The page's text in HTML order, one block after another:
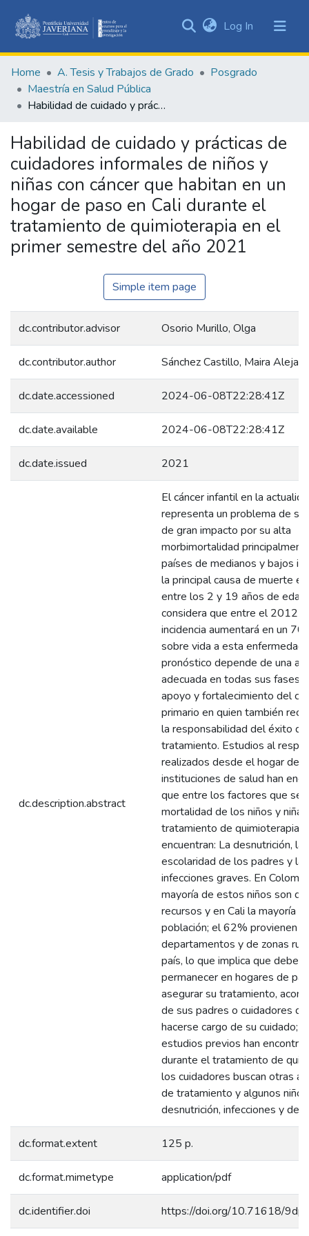
&
Collections
All of DSpace
Statistics
Log In (current)
Home A. Tesis y Trabajos de Grado
Posgrado
Maestría en Salud Pública
Habilidad de cuidado y prácticas de cuidadores informales de niños y niñas con cáncer que habitan en un hogar de paso en Cali durante el tratamiento de quimioterapia en el primer semestre del año 2021
Habilidad de cuidado y prácticas de
cuidadores informales de niños y
niñas con cáncer que habitan en un
hogar de paso en Cali durante el
tratamiento de quimioterapia en el
primer semestre del año 2021
Simple item page
dc.contributor.advisor Osorio Murillo, Olga
dc.contributor.author Sánchez Castillo, Maira
dc.date.accessioned 2024-06-08T22:28:41Z
dc.date.available 2024-06-08T22:28:41Z
dc.date.issued 2021
dc.description.abstract
El cáncer infantil en la
representa un problema de
de gran impacto por su alta
morbimortalidad
países de medianos y bajos
la principal causa de muerte
entre los 2 y 19 años de edad
considera que entre el 2012
incidencia aumentará en un
sobre vida a esta enfermedad
pronóstico depende de una
adecuada en todas sus fases;
apoyo y fortalecimiento del
primario en quien también
la responsabilidad del éxito
tratamiento. Estudios al
realizados desde el hogar del
instituciones de salud han
que entre los factores que se
mortalidad de los niños y
tratamiento de quimioterapia
encuentran: La desnutrición, la
escolaridad de los padres y las
infecciones graves. En
mayoría de estos niños son
recursos y en Cali la mayoría
población; el 62% provienen
departamentos y de zonas
país, lo que implica que deben
permanecer en hogares de
asegurar su tratamiento,
de sus padres o cuidadores
hacerse cargo de su cuidado;
estudios previos han
durante el tratamiento de
los cuidadores buscan otras
de tratamiento y algunos
desnutrición, infecciones y
dc.format.extent 125 p.
dc.format.mimetype application/pdf
dc.identifier.doi https://doi.org/10.71618/